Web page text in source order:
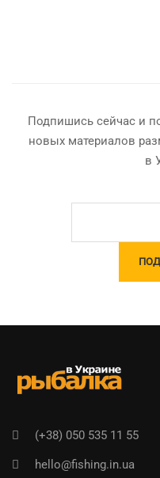
Подпишись сейчас и
новых материалов
в
(+38) 050 535 11 55
hello@fishing.in.ua